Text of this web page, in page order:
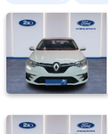
Tüm
Araçlar
AUDI
BMC
BMW
BYD